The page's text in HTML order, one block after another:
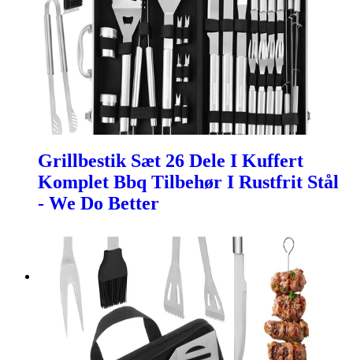
Grillbestik Sæt 26 Dele I Kuffert
Komplet Bbq Tilbehør I Rustfrit Stål
- We Do Better